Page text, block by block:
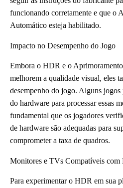
funcionando corretamente e que o
Automático esteja habilitado.
Impacto no Desempenho do Jogo
Embora o HDR e o
melhorem a qualidade visual, eles
desempenho do jogo. Alguns
do hardware para processar essas
fundamental que os jogadores
de hardware são adequadas para
comprometer a taxa de quadros.
Monitores e TVs Compatíveis com
Para experimentar o HDR em sua